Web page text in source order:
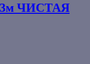
ЧИСТАЯ